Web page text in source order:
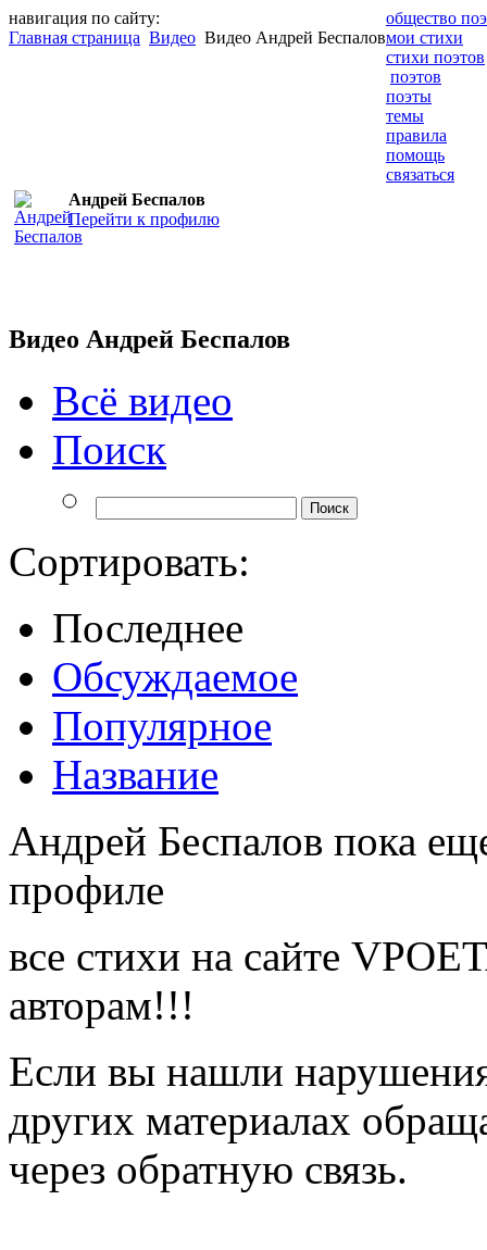
навигация по сайту:
Главная страница Видео Видео Андрей Беспалов
общество
мои стихи
стихи поэтов
поэтов
поэты
темы
правила
помощь
связаться
Андрей Беспалов
Перейти к профилю
Видео Андрей Беспалов
Всё видео
Поиск
Сортировать:
Последнее
Обсуждаемое
Популярное
Название
Андрей Беспалов пока
профиле
все стихи на сайте
авторам!!!
Если вы нашли
других материалах
через обратную связь.